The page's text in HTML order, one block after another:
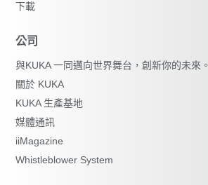
下載
公司
與KUKA 一同邁向世界舞台，創新你的未來。
關於 KUKA
KUKA 生產基地
媒體通訊
iiMagazine
Whistleblower System